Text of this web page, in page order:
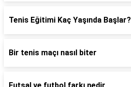
Tenis Eğitimi Kaç Yaşında Başlar?
Bir tenis maçı nasıl biter